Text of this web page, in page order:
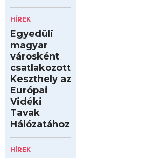
HÍREK
Egyedüli
magyar
városként
csatlakozott
Keszthely az
Európai
Vidéki
Tavak
Hálózatához
HÍREK